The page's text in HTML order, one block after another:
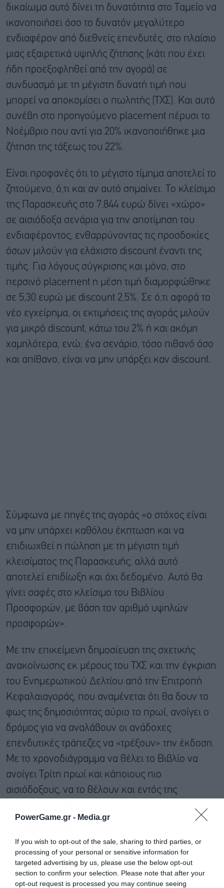
PowerGame.gr - Media.gr
If you wish to opt-out of the sale, sharing to third parties, or
processing of your personal or sensitive information for
targeted advertising by us, please use the below opt-out
section to confirm your selection. Please note that after your
opt-out request is processed you may continue seeing
δικαίωμα αυτό δίνει τη δυνατότητα στο Ταμείο να
ικανοποιήσει όσο το δυνατόν μεγαλύτερο
ενδιαφέρον από διεθνείς επενδυτές, στο πλαίσιο
μιας εξαιρετικά υψηλής ζήτησης (κάτι που έχει
ήδη προεξοφληθεί από την αγορά) σε
συνδυασμό με τη μέγιστη δυνατή τιμή που
μπορεί να αποκομίσει ο πωλητής (ΤΧΣ). Και αυτό
συνέβη στο προηγούμενο placement πέρυσι το
Νοέμβριο που αντί για 20% ικανοποιήθηκε μια
ζήτηση της τάξεως του 22%.
Είναι προφανές ότι το μέγιστο τίμημα αποτελεί το
ζητούμενο, ό,τι και αν αυτό σημαίνει. Το κλείσιμο
της Παρασκευής στο 7,844 ευρώ δίνει «χώρο»
σε αισιόδοξα σενάρια για την αποτίμηση του
ενδιαφέροντος, ενθαρρύνοντας τις προσδοκίες
όσων μιλούν για ελάχιστο discount έναντι της
τιμής. Για λόγους σύγκρισης και μόνο, στο
περσινό placement η μέση τιμή διαμορφώθηκε
σε 5,30 ευρώ με discount 2,5%. Σε ό,τι αφορά το
νέο εγχείρημα, οι εκτιμήσεις της αγοράς μιλούν
για μικρό discount, κάτω του 2% ή και ακόμη
χαμηλότερα, ενώ, ένα σενάριο, τόσο πιθανό όσο
και απίθανο, είναι να μην υπάρξει καν discount.
Σύμφωνα με πηγές της αγοράς «ο στόχος είναι
να μην υπάρχει καθόλου έκπτωση και να
επιδιωχθεί η πώληση με τη μέγιστη τιμή
κλεισίματος της Παρασκευής, αλλά αυτό
αποτελεί επιδίωξη και όχι δεδομένο. Αυτό θα
γίνει σαφές στο κλείσιμο του Βιβλίου
Προσφορών, με βάση τον αριθμό υψηλών
προσφορών».
Με την επικείμενη δημοσίευση της σχετικής
ανακοίνωσης εκ μέρους του ΤΧΣ και την έγκριση
του Ενημερωτικού Δελτίου από την Επιτροπή
Κεφαλαιαγοράς, που αναμένεται ότι θα δουν το
φως της δημοσιότητας αύριο το πρωί, ανοίγει ο
δρόμος για να αναλάβουν οι ανάδοχες
επενδυτικές τράπεζες να «τρέξουν» την έκδοση.
Με το χρονοδιάγραμμα να θέλει το Βιβλίο να
ανοίγει Τρίτη πρωί και κάποιους πιο
αισιόδοξους, να το θέλουν και εντός της